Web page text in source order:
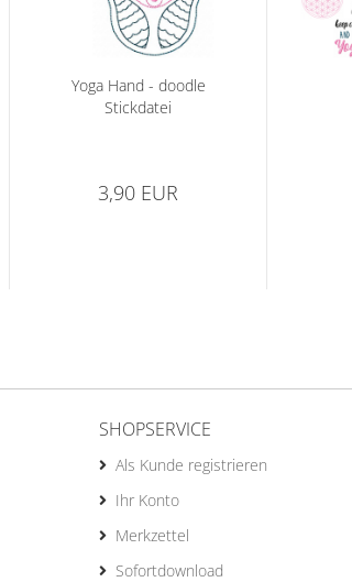
Yoga Hand - doodle
Stickdatei
3,90 EUR
SHOPSERVICE
Als Kunde registrieren
Ihr Konto
Merkzettel
Sofortdownload